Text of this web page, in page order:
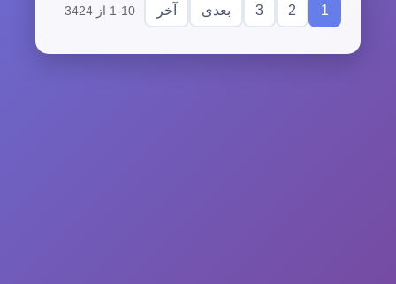
1
2
3 بعدی آخر 1-10 از 3424